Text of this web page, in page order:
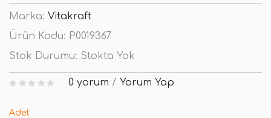
Marka: Vitakraft
Ürün Kodu: P0019367
Stok Durumu: Stokta Yok
0 yorum / Yorum Yap
Adet